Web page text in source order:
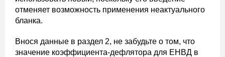
отменяет возможность применения неактуального
бланка.
Внося данные в раздел 2, не забудьте о том, что
значение коэффициента-дефлятора для ЕНВД в